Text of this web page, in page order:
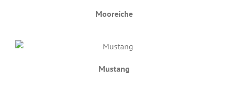
Mooreiche
Mustang